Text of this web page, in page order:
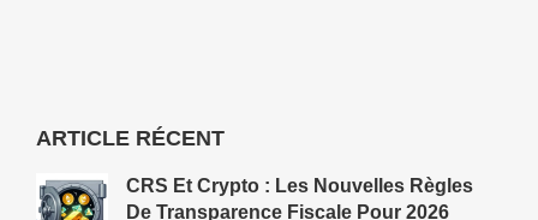
ARTICLE RÉCENT
CRS Et Crypto : Les Nouvelles Règles
De Transparence Fiscale Pour 2026